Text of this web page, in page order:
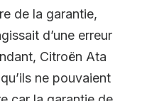
de la garantie,
d’une erreur
Citroën Ata
ne pouvaient